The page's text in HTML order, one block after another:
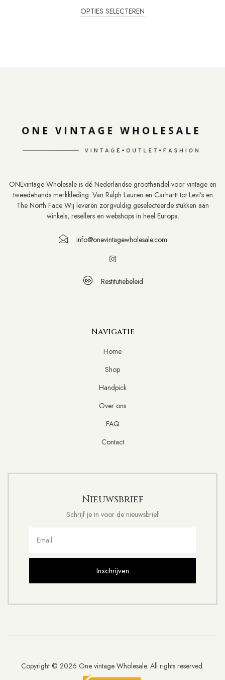
OPTIES SELECTEREN
ONEvintage Wholesale is dé Nederlandse groothandel voor vintage en
tweedehands merkkleding. Van Ralph Lauren en Carhartt tot Levi’s en
The North Face Wij leveren zorgvuldig geselecteerde stukken aan
winkels, resellers en webshops in heel Europa.
info@onevintagewholesale.com
Restitutiebeleid
Navigatie
Home
Shop
Handpick
Over ons
FAQ
Contact
Nieuwsbrief
Schrijf je in voor de nieuwsbrief
Inschrijven
Copyright © 2026 One vintage Wholesale. All rights reserved.